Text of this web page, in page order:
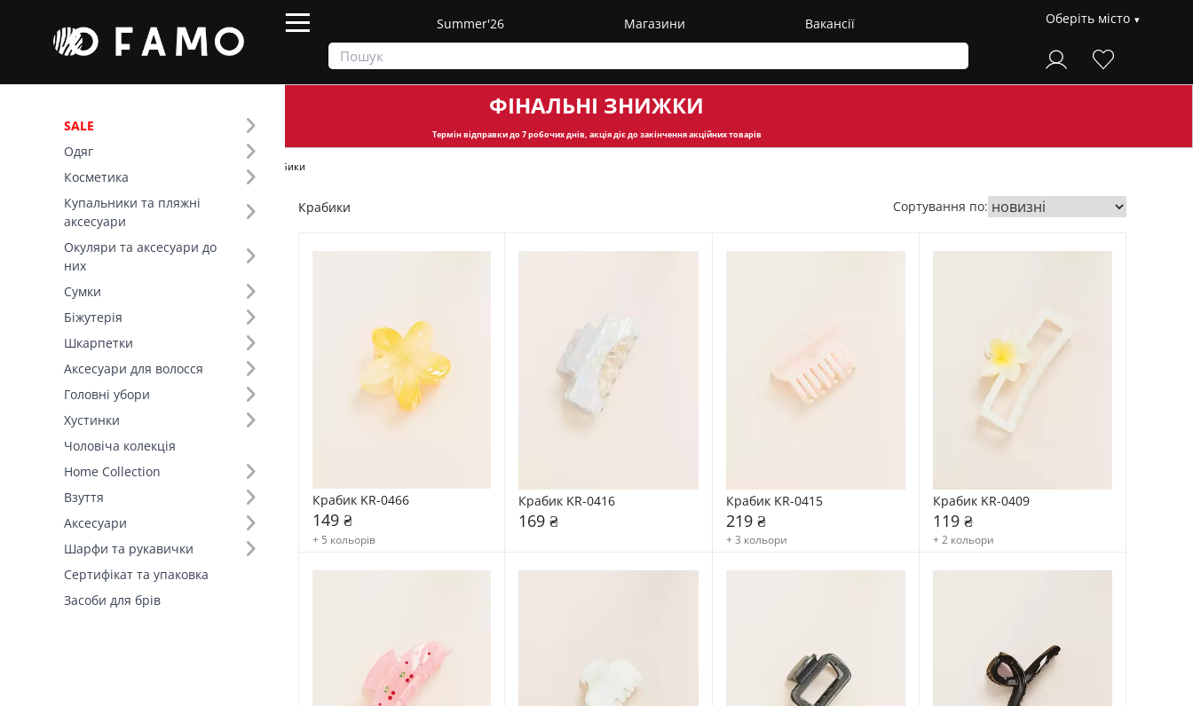
Summer'26 Магазини Вакансії Оберіть місто
SALE
Одяг
Косметика
Купальники та пляжні
аксесуари
Окуляри та аксесуари до
них
Сумки
Біжутерія
Шкарпетки
Аксесуари для волосся
Головні убори
Хустинки
Чоловіча колекція
Home Collection
Взуття
Аксесуари
Шарфи та рукавички
Сертифікат та упаковка
Засоби для брів
ФІНАЛЬНІ ЗНИЖКИ
Термін відправкидо 7 робочих днів, акція діє до закінчення акційних товарів
Крабики
Фільтр
Ціна
SALE
Основний колір (19)
Склад (4)
Тип (5)
Крабики Сортування по:
Крабик KR-0466
149 ₴
+ 5 кольорів
Крабик KR-0416
169 ₴
Крабик KR-0415
219 ₴
+ 3 кольори
Крабик KR-0409
119 ₴
+ 2 кольори